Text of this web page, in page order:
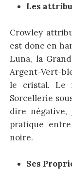
Les
Crowley
est donc en
Luna, la
Argent-Vert-
le cristal. Le
Sorcellerie
dire
pratique
noire.
Ses